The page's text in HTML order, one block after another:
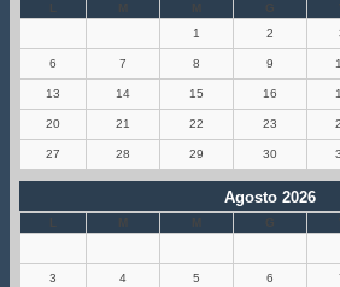
L G
1
2
6 7 8 9
13 14 15 16
20 21 22 23
27 28 29 30
Agosto 2026
L M M G
3 4 5 6